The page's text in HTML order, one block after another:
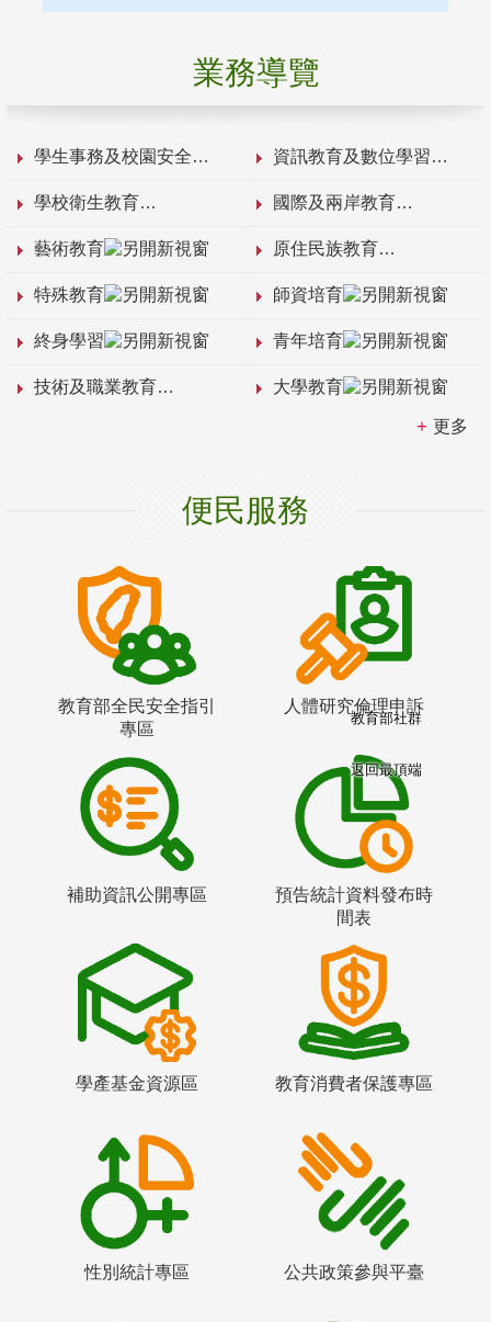
業務導覽
學生事務及校園安全 資訊教育及數位學習
學校衛生教育 國際及兩岸教育
藝術教育 原住民族教育
特殊教育 師資培育
終身學習 青年培育
技術及職業教育 大學教育
更多
便民服務
教育部全民安全指引
專區
人體研究倫理申訴
補助資訊公開專區
預告統計資料發布時
間表
學產基金資源區 教育消費者保護專區
性別統計專區 公共政策參與平臺
教育部社群
返回最頂端